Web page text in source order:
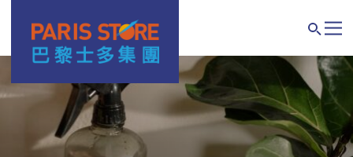
Navigation principale
Search